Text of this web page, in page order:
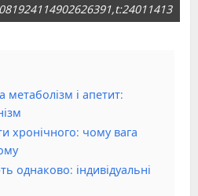
метаболізм і апетит:
хронічного: чому вага
однаково: індивідуальні